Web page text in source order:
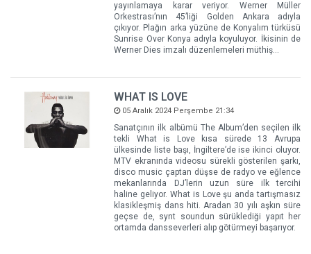
yayınlamaya karar veriyor. Werner Müller
Orkestrası’nın 45’liği Golden Ankara adıyla
çıkıyor. Plağın arka yüzüne de Konyalım türküsü
Sunrise Over Konya adıyla koyuluyor. İkisinin de
Werner Dies imzalı düzenlemeleri müthiş…
WHAT IS LOVE
05 Aralık 2024 Perşembe 21:34
Sanatçının ilk albümü The Album’den seçilen ilk
tekli What is Love kısa sürede 13 Avrupa
ülkesinde liste başı, İngiltere’de ise ikinci oluyor.
MTV ekranında videosu sürekli gösterilen şarkı,
disco music çaptan düşse de radyo ve eğlence
mekanlarında DJ’lerin uzun süre ilk tercihi
haline geliyor. What is Love şu anda tartışmasız
klasikleşmiş dans hiti. Aradan 30 yılı aşkın süre
geçse de, synt soundun sürüklediği yapıt her
ortamda dansseverleri alıp götürmeyi başarıyor.